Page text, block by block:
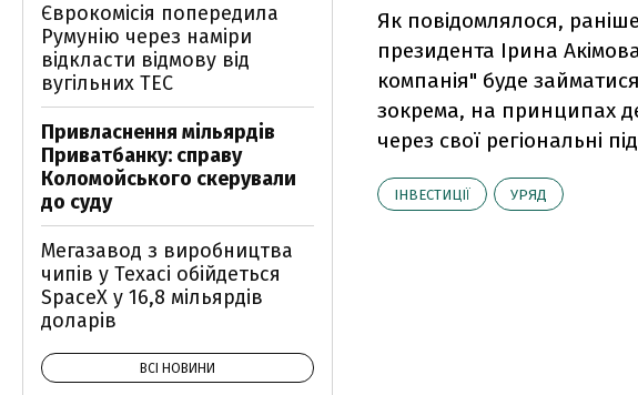
Як повідомлялося,
президента Ірина
компанія" буде
зокрема, на принципах
через свої регіональні
ІНВЕСТИЦІЇ УРЯД
Єврокомісія попередила
Румунію через наміри
відкласти відмову від
вугільних ТЕС
Привласнення мільярдів
Приватбанку: справу
Коломойського скерували
до суду
Мегазавод з виробництва
чипів у Техасі обійдеться
SpaceX у 16,8 мільярдів
доларів
ВСІ НОВИНИ